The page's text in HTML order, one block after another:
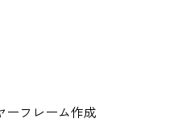
ーフレーム作成